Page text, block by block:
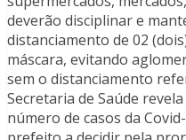
deverão disciplinar e
distanciamento de 02
máscara, evitando
sem o distanciamento
Secretaria de Saúde
número de casos da